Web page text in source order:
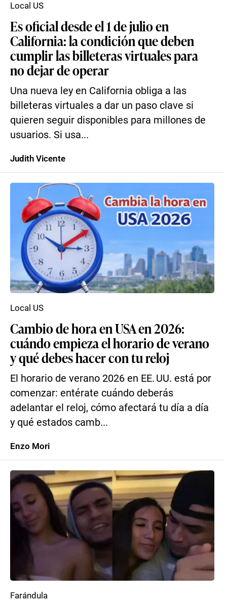
Es oficial desde el 1 de julio en
California: la condición que deben
cumplir las billeteras virtuales para
no dejar de operar
Una nueva ley en California obliga a las
billeteras virtuales a dar un paso clave si
quieren seguir disponibles para millones de
usuarios. Si usa...
Local US
Judith Vicente
Cambio de hora en USA en 2026:
cuándo empieza el horario de verano
y qué debes hacer con tu reloj
El horario de verano 2026 en EE. UU. está por
comenzar: entérate cuándo deberás
adelantar el reloj, cómo afectará tu día a día
y qué estados camb...
Local US
Enzo Mori
Farándula